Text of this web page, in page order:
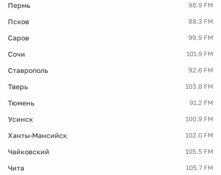
Пермь 98.9 FM
Псков 88.3 FM
Саров 99.9 FM
Сочи 101.9 FM
Ставрополь 92.6 FM
Тверь 103.8 FM
Тюмень 91.2 FM
Усинск 100.9 FM
Ханты-Мансийск 102.0 FM
Чайковский 105.5 FM
Чита 105.7 FM